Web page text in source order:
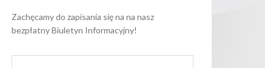
Zachęcamy do zapisania się na na nasz
bezpłatny Biuletyn Informacyjny!